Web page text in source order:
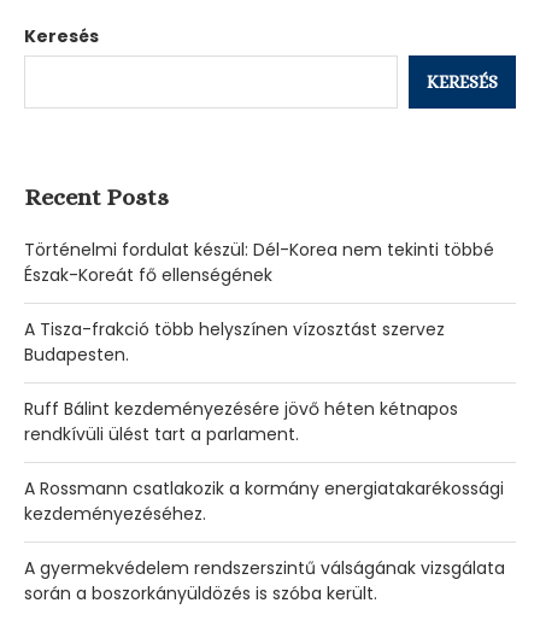
Keresés
KERESÉS
Recent Posts
Történelmi fordulat készül: Dél-Korea nem tekinti többé
Észak-Koreát fő ellenségének
A Tisza-frakció több helyszínen vízosztást szervez
Budapesten.
Ruff Bálint kezdeményezésére jövő héten kétnapos
rendkívüli ülést tart a parlament.
A Rossmann csatlakozik a kormány energiatakarékossági
kezdeményezéséhez.
A gyermekvédelem rendszerszintű válságának vizsgálata
során a boszorkányüldözés is szóba került.